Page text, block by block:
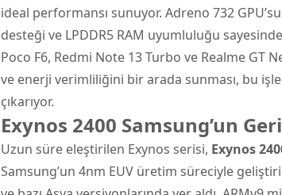
ideal performansı sunuyor. Adreno 732
desteği ve LPDDR5 RAM uyumluluğu
Poco F6, Redmi Note 13 Turbo ve Realme GT
ve enerji verimliliğini bir arada sunması, bu
çıkarıyor.
Exynos 2400 Samsung’un
Uzun süre eleştirilen Exynos serisi, Exynos
Samsung’un 4nm EUV üretim süreciyle